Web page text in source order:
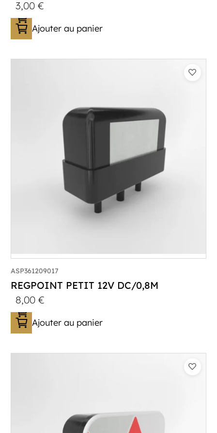
3,00€
Ajouter au panier
ASP361209017
REGPOINT PETIT 12V DC/0,8M
8,00€
Ajouter au panier